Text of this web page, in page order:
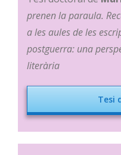
prenen la paraula.
a les aules de les
postguerra: una
literària
Tesi